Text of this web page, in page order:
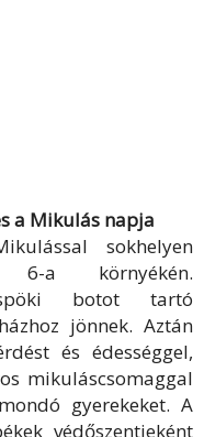
a Mikulás napja
sokhelyen
6-a környékén.
botot tartó
jönnek. Aztán
és édességgel,
mikuláscsomaggal
gyerekeket. A
védőszentjeként